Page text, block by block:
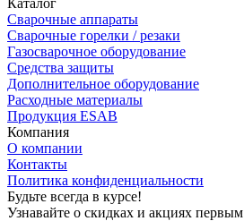
Каталог
Сварочные аппараты
Сварочные горелки / резаки
Газосварочное оборудование
Средства защиты
Дополнительное оборудование
Расходные материалы
Продукция ESAB
Компания
О компании
Контакты
Политика конфиденциальности
Будьте всегда в курсе!
Узнавайте о скидках и акциях первым